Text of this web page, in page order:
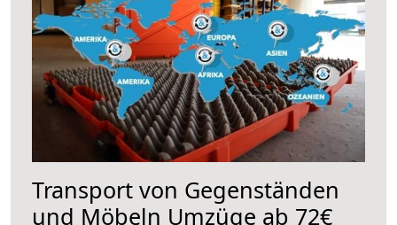
Transport von Gegenständen
und Möbeln Umzüge ab 72€